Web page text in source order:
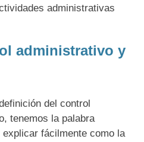
administrativas
administrativo y
del control
tenemos la palabra
explicar fácilmente como la